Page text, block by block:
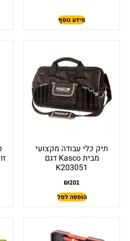
מידע נוסף
תיק כלי עבודה מקצועי
מבית Kasco דגם
K203051
₪201
הוספה לסל